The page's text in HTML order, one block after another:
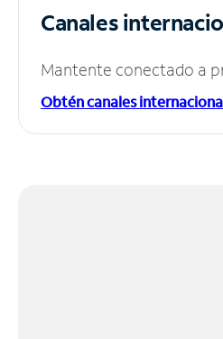
Canales
Mantente conectado a
Obtén canales